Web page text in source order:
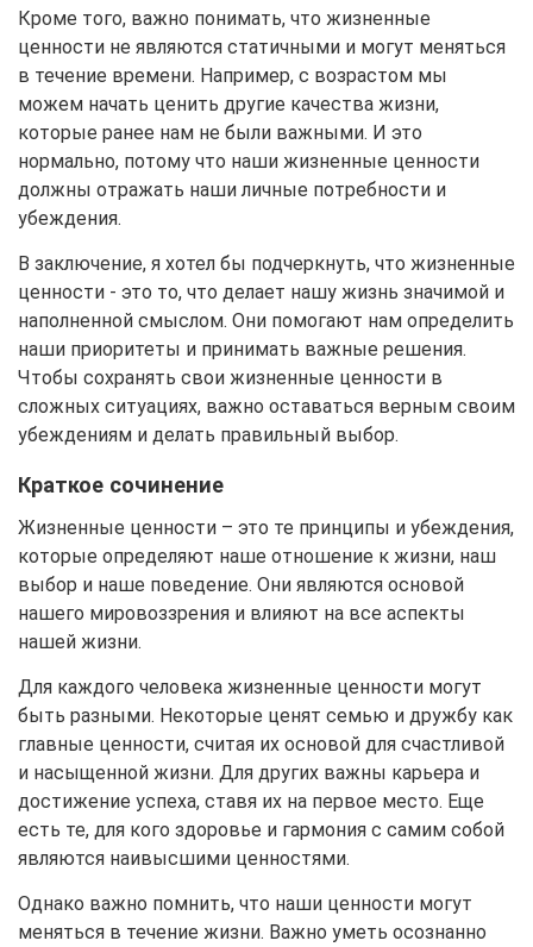
Кроме того, важно понимать, что жизненные
ценности не являются статичными и могут меняться
в течение времени. Например, с возрастом мы
можем начать ценить другие качества жизни,
которые ранее нам не были важными. И это
нормально, потому что наши жизненные ценности
должны отражать наши личные потребности и
убеждения.
В заключение, я хотел бы подчеркнуть, что жизненные
ценности - это то, что делает нашу жизнь значимой и
наполненной смыслом. Они помогают нам определить
наши приоритеты и принимать важные решения.
Чтобы сохранять свои жизненные ценности в
сложных ситуациях, важно оставаться верным своим
убеждениям и делать правильный выбор.
Краткое сочинение
Жизненные ценности – это те принципы и убеждения,
которые определяют наше отношение к жизни, наш
выбор и наше поведение. Они являются основой
нашего мировоззрения и влияют на все аспекты
нашей жизни.
Для каждого человека жизненные ценности могут
быть разными. Некоторые ценят семью и дружбу как
главные ценности, считая их основой для счастливой
и насыщенной жизни. Для других важны карьера и
достижение успеха, ставя их на первое место. Еще
есть те, для кого здоровье и гармония с самим собой
являются наивысшими ценностями.
Однако важно помнить, что наши ценности могут
меняться в течение жизни. Важно уметь осознанно